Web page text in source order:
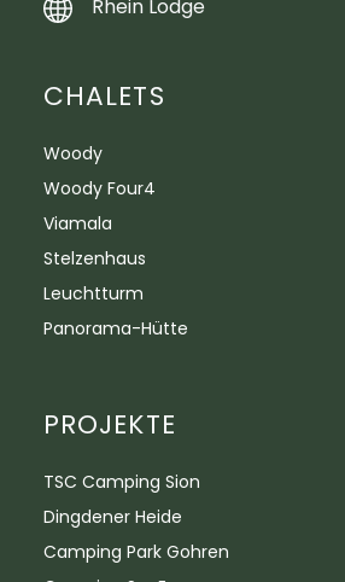
CHALETS
Woody
Woody Four4
Viamala
Stelzenhaus
Leuchtturm
Panorama-Hütte
PROJEKTE
TSC Camping Sion
Dingdener Heide
Camping Park Gohren
Rhein Lodge